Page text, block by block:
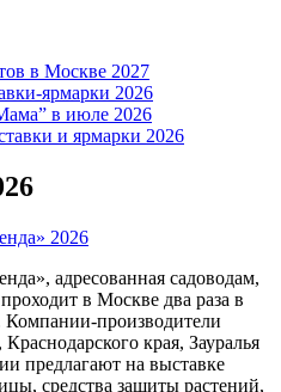
в Москве 2027
ярмарки 2026
в июле 2026
и ярмарки 2026
2026
адресованная садоводам,
в Москве два раза в
производители
края, Зауралья
предлагают на выставке
средства защиты растений,